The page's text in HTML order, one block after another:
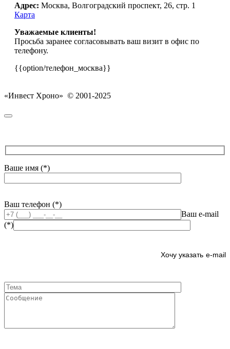
Адрес: Москва, Волгоградский проспект, 26, стр. 1
Карта
Уважаемые клиенты!
Просьба заранее согласовывать ваш визит в офис по
телефону.
{{option/телефон_москва}}
«Инвест Хроно» © 2001-2025
Ваше имя (*)
Ваш телефон (*)
Ваш e-mail
(*)
e-mail